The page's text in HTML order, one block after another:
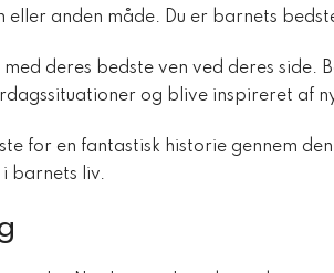
anden måde. Du er barnets
deres bedste ven ved deres
og blive inspireret af
for en fantastisk historie gennem
barnets liv.